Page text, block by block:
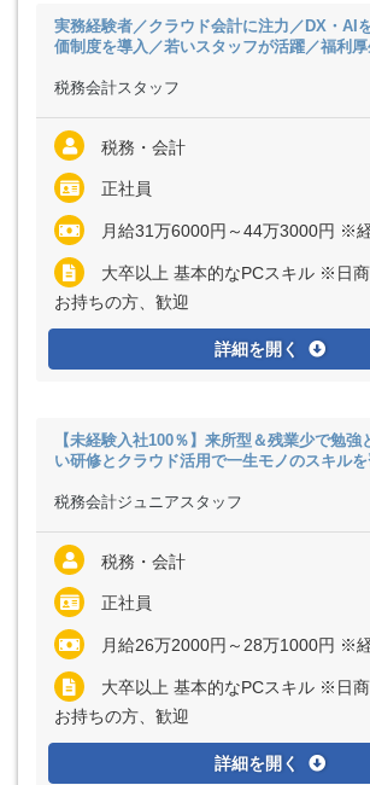
実務経験者／クラウド会計に注力／DX・AI
価制度を導入／若いスタッフが活躍／福利
税務会計スタッフ
税務・会計
正社員
月給31万6000円～44万3000円 ※経験・能力など考慮の上、決定いたします ※上記に固定残業代（月30時間分＝6万2000円～
大卒以上 基本的なPCスキル ※日
お持ちの方、歓迎
詳細を開く
【未経験入社100％】来所型＆残業少で勉
い研修とクラウド活用で一生モノのスキル
税務会計ジュニアスタッフ
税務・会計
正社員
月給26万2000円～28万1000円 ※経験・能力など考慮の上、決定いたします ※上記に固定残業代（月30時間分＝5万1000円～
大卒以上 基本的なPCスキル ※日
お持ちの方、歓迎
詳細を開く